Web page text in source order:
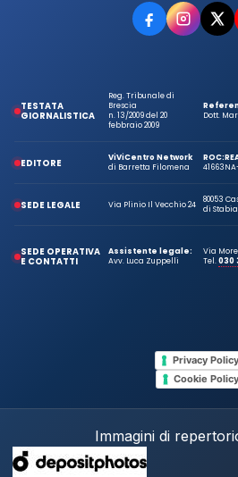
TESTATA
GIORNALISTICA
Reg. Tribunale di
Brescia
n. 13/2009 del 20
febbraio 2009
Dott.
EDITORE
ViViCentro Network
di Barretta Filomena
ROC:
41663
SEDE LEGALE Via Plinio Il Vecchio 24
80053
di Stabia
SEDE OPERATIVA
E CONTATTI
Assistente legale:
Avv. Luca Zuppelli
Via
Tel.030
Privacy Policy
Cookie Policy
Immagini di